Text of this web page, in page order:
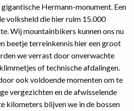
Hermann-monument. Een
volksheld die hier ruim 15.000
Wij mountainbikers kunnen ons nu
beetje terreinkennis hier een groot
we verrast door onverwachte
of technische afdalingen.
ook voldoende momenten om te
vergezichten en de afwisselende
kilometers blijven we in de bossen